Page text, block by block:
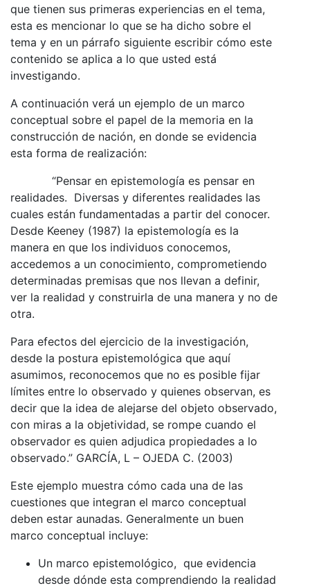
que tienen sus primeras experiencias en el tema,
esta es mencionar lo que se ha dicho sobre el
tema y en un párrafo siguiente escribir cómo este
contenido se aplica a lo que usted está
investigando.
A continuación verá un ejemplo de un marco
conceptual sobre el papel de la memoria en la
construcción de nación, en donde se evidencia
esta forma de realización:
“Pensar en epistemología es pensar en
realidades. Diversas y diferentes realidades las
cuales están fundamentadas a partir del conocer.
Desde Keeney (1987) la epistemología es la
manera en que los individuos conocemos,
accedemos a un conocimiento, comprometiendo
determinadas premisas que nos llevan a definir,
ver la realidad y construirla de una manera y no de
otra.
Para efectos del ejercicio de la investigación,
desde la postura epistemológica que aquí
asumimos, reconocemos que no es posible fijar
límites entre lo observado y quienes observan, es
decir que la idea de alejarse del objeto observado,
con miras a la objetividad, se rompe cuando el
observador es quien adjudica propiedades a lo
observado.” GARCÍA, L – OJEDA C. (2003)
Este ejemplo muestra cómo cada una de las
cuestiones que integran el marco conceptual
deben estar aunadas. Generalmente un buen
marco conceptual incluye:
Un marco epistemológico, que evidencia
desde dónde esta comprendiendo la realidad